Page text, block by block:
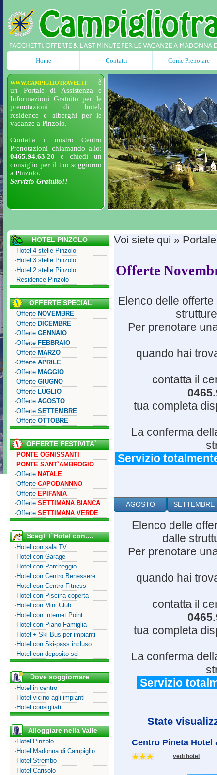
Home Contatti Come Prenotare
WWW.CAMPIGLIOTRAVEL.IT
è
un Portale di Assistenza e
Informazioni Gratuito per le
prenotazioni di hotel,
residence e alberghi per le
vacanze a Pinzolo.
Contatta il nostro Centro
Prenotazioni chiamando allo:
0465.94.63.20 e chiedi un
consiglio per il tuo soggiorno
a Pinzolo.
Servizio Gratuito!!
HOTEL PINZOLO
Hotel 4 stelle Pinzolo
Hotel 3 stelle Pinzolo
Hotel 2 stelle Pinzolo
Residence Pinzolo
OFFERTE SPECIALI
Offerte NOVEMBRE
Offerte DICEMBRE
Offerte GENNAIO
Offerte FEBBRAIO
Offerte MARZO
Offerte APRILE
Offerte MAGGIO
Offerte GIUGNO
Offerte LUGLIO
Offerte AGOSTO
Offerte SETTEMBRE
Offerte OTTOBRE
OFFERTE FESTIVITA`
PONTE OGNISSANTI
PONTE SANT`AMBROGIO
Offerte NATALE
Offerte CAPODANNNO
Offerte EPIFANIA
Offerte SETTIMANA BIANCA
Offerte SETTIMANA VERDE
Scegli l`Hotel con....
Hotel con sala TV
Hotel con Garage
Hotel con Parcheggio
Hotel con Centro Benessere
Hotel con Centro Fitness
Hotel con Piscina coperta
Hotel con Mini Club
Hotel con Internet Point
Hotel con Piano Famiglia
Hotel + Ski Bus per impianti
Hotel con Ski-pass incluso
Hotel con deposito sci
Dove soggiornare
Hotel in centro
Hotel vicino agli impianti
Hotel consigliati
Alloggiare nella Valle
Hotel Pinzolo
Hotel Madonna di Campiglio
Hotel Strembo
Hotel Carisolo
Voi siete qui »
Offerte
Elenco delle
Per prenotare
quando hai
contatta il
tua completa
La conferma
Servizio
AGOSTO SETTEMBRE
Elenco delle
dalle
Per prenotare
quando hai
contatta il
tua completa
La conferma
Servizio
State
Centro Pineta Hotel
vedi hotel